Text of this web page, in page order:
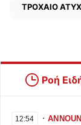
ΤΡΟΧΑΙΟ
Ροή
12:54 ∙